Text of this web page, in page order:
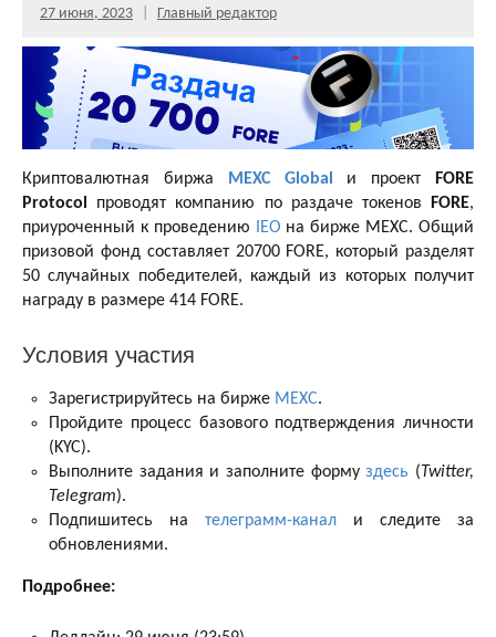
27 июня, 2023 Главный редактор
Криптовалютная биржа MEXC Global и проект
FORE
Protocol
проводят компанию по раздаче токенов FORE,
приуроченный к проведению
IEO на бирже MEXC. Общий
призовой фонд составляет 20700 FORE, который разделят
50 случайных победителей, каждый из которых получит
награду в размере 414 FORE.
Условия участия
Зарегистрируйтесь на бирже MEXC.
Пройдите процесс базового подтверждения личности
(KYC).
Выполните задания и заполните формуздесь (Twitter,
Telegram).
Подпишитесь на телеграмм-канал и следите за
обновлениями.
Подробнее: